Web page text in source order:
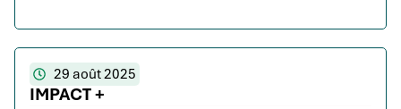
29 août 2025
IMPACT +